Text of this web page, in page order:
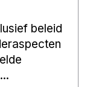
beleid